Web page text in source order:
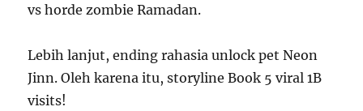
vs horde zombie Ramadan.
Lebih lanjut, ending rahasia unlock pet Neon
Jinn. Oleh karena itu, storyline Book 5 viral 1B
visits!